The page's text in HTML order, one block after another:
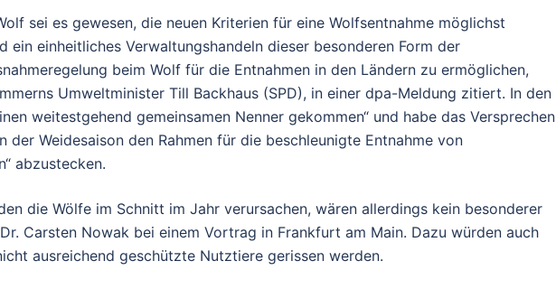
sei es gewesen, die neuen Kriterien für eine Wolfsentnahme möglichst
ein einheitliches Verwaltungshandeln dieser besonderen Form der
beim Wolf für die Entnahmen in den Ländern zu ermöglichen,
Umweltminister Till Backhaus (SPD), in einer dpa-Meldung zitiert. In den
weitestgehend gemeinsamen Nenner gekommen“ und habe das Versprechen
der Weidesaison den Rahmen für die beschleunigte Entnahme von
abzustecken.
die Wölfe im Schnitt im Jahr verursachen, wären allerdings kein besonderer
Carsten Nowak bei einem Vortrag in Frankfurt am Main. Dazu würden auch
ausreichend geschützte Nutztiere gerissen werden.